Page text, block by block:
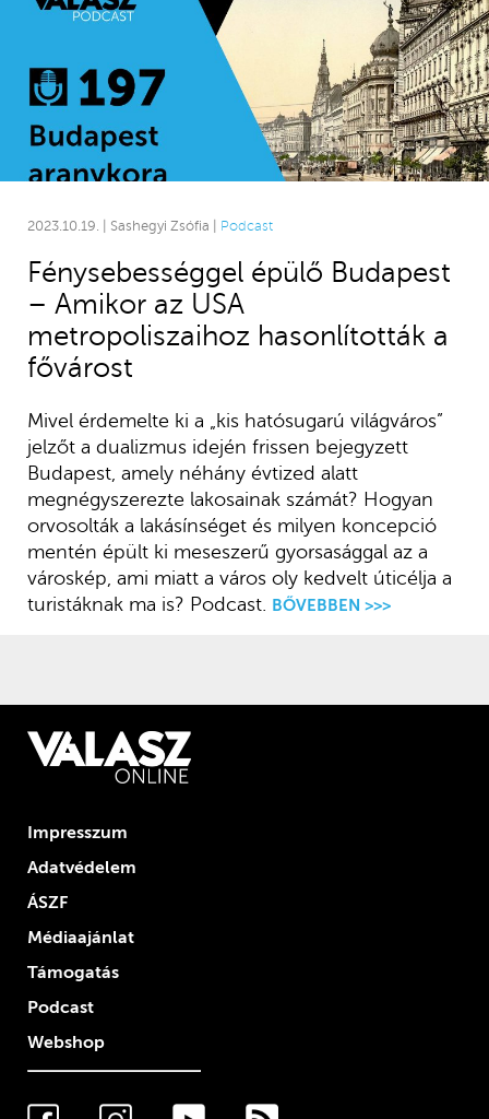
2023.10.19. | Sashegyi Zsófia | Podcast
Fénysebességgel épülő Budapest
– Amikor az USA
metropoliszaihoz hasonlították a
fővárost
Mivel érdemelte ki a „kis hatósugarú világváros”
jelzőt a dualizmus idején frissen bejegyzett
Budapest, amely néhány évtized alatt
megnégyszerezte lakosainak számát? Hogyan
orvosolták a lakásínséget és milyen koncepció
mentén épült ki meseszerű gyorsasággal az a
városkép, ami miatt a város oly kedvelt úticélja a
turistáknak ma is? Podcast.
BŐVEBBEN >>>
Impresszum
Adatvédelem
ÁSZF
Médiaajánlat
Támogatás
Podcast
Webshop